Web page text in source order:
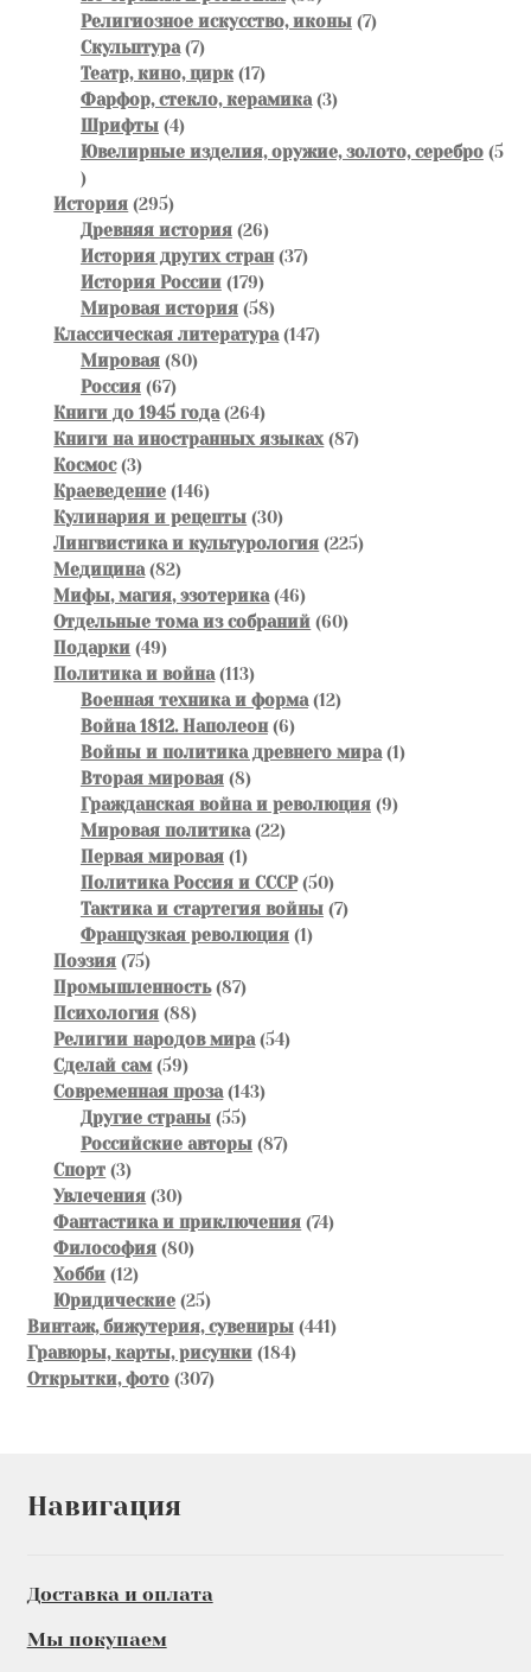
товаров
Религиозное искусство, иконы 77
Скульптура 77
товаров
Театр, кино, цирк 1717
товаров
Фарфор, стекло, керамика 33
Шрифты 44
товара
Ювелирные изделия, оружие, золото, серебро 5
5
товаров
История 295295
товаров
Древняя история 2626
товаров
История других стран 3737
История России 179179
товаров
Мировая история 5858
товаров
Классическая литература 147147
Мировая 8080
Россия 6767
товаров
Книги до 1945 года 264264
товара
Книги на иностранных языках 8787
Космос 33
товара
Краеведение 146146
товаров
Кулинария и рецепты 3030
товаров
Лингвистика и культурология 225225
Медицина 8282
товара
Мифы, магия, эзотерика 4646
товаров
Отдельные тома из собраний 6060
Подарки 4949
товаров
Политика и война 113113
товаров
Военная техника и форма 1212
Война 1812. Наполеон 66
товаров
Войны и политика древнего мира 11
Вторая мировая 88
товаров
Гражданская война и революция 99
Мировая политика 2222
Первая мировая 11
товар
Политика Россия и СССР 5050
товаров
Тактика и стартегия войны 77
Французкая революция 11
Поэзия 7575
товаров
Промышленность 8787
Психология 8888
товаров
Религии народов мира 5454
Сделай сам 5959
товаров
Современная проза 143143
Другие страны 5555
товаров
Российские авторы 8787
Спорт 33
товара
Увлечения 3030
товаров
Фантастика и приключения 7474
Философия 8080
Хобби 1212
товаров
Юридические 2525
товаров
Винтаж, бижутерия, сувениры 441441
Гравюры, карты, рисунки 184184
Открытки, фото 307307
Навигация
Доставка и оплата
Мы покупаем